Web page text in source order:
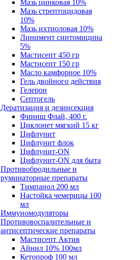
Мазь цинковая 10%
Мазь стрептоцидовая
10%
Мазь ихтиоловая 10%
Линимент синтомицина
5%
Мастисепт 450 гр
Мастисепт 150 гр
Масло камфорное 10%
Гель двойного действия
Гелерон
Септогель
Дератизация и дезинсекция
Финиш Флай, 400 г.
Циклонет мягкий 15 кг
Цифлунит
Цифлунит флок
Цифлунит-ON
Цифлунит-ON для быта
Противобродильные и
руминаторные препараты
Тимпанол 200 мл
Настойка чемерицы 100
мл
Иммуномодуляторы
Противовоспалительные и
антисептические препараты
Мастисепт Актив
Айнил 10% 100мл
Кетопроф 100 мл